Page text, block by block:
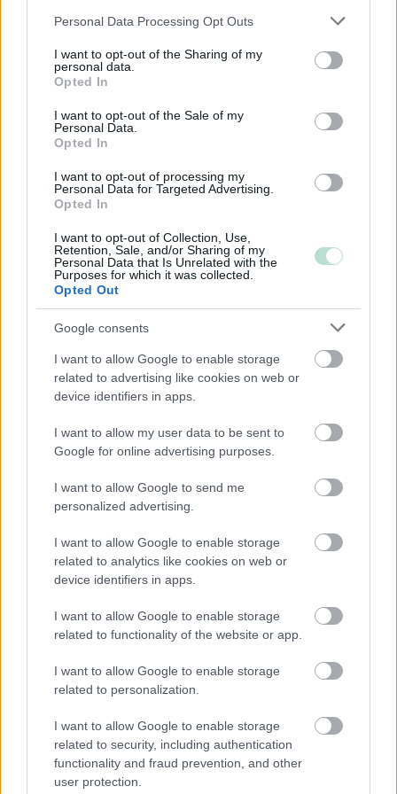
Please note that this website/app uses one or more Google
not limited to your visit or usage behaviour. You may click to
grant or deny consent to Google and its third-party tags to
use your data for below specified purposes in below Google
consent section.
Personal Data Processing Opt Outs
I want to opt-out of the Sharing of my
personal data.
Opted In
I want to opt-out of the Sale of my
Personal Data.
Opted In
I want to opt-out of processing my
Personal Data for Targeted Advertising.
Opted In
I want to opt-out of Collection, Use,
Retention, Sale, and/or Sharing of my
Personal Data that Is Unrelated with the
Purposes for which it was collected.
Opted Out
Google consents
I want to allow Google to enable storage
related to advertising like cookies on web or
device identifiers in apps.
I want to allow my user data to be sent to
Google for online advertising purposes.
I want to allow Google to send me
personalized advertising.
I want to allow Google to enable storage
related to analytics like cookies on web or
device identifiers in apps.
I want to allow Google to enable storage
related to functionality of the website or app.
I want to allow Google to enable storage
related to personalization.
I want to allow Google to enable storage
related to security, including authentication
functionality and fraud prevention, and other
user protection.
Yksityinen osakeyhtiö
Kommandiittiyhtiö
Avoin yhtiö
Toiminimi
Toimiala
Informaatio ja viestintä
Kansainvälisten organisaatioiden ja toimielinten
toiminta
Kiinteistöalan toiminta
Kuljetusliike­toiminta
Majoitus- ja ravitsemistoiminta
Palveluliiketoiminta
Rahoitus- ja vakuutustoiminta
Teollisuus
Terveys- ja sosiaalipalvelut
ALV-laskelmat, ilmoitukset verottajalle ja
tilinpäätökset
Konserneihin liittyvät palvelut
Liiketoiminnan kehittämispalvelut (esim.
Maksatuspalvelut
Myyntilaskuihin liittyvät palvelut
Ostolaskuihin liittyvät palvelut